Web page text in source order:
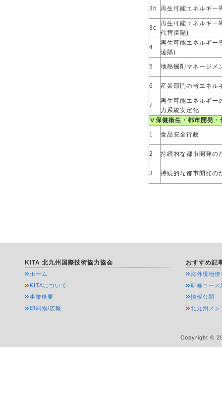
3b 再生可能エネルギー
3c
再生可能エネルギ
代替遠隔)
4
再生可能エネルギ
遠隔)
5 地熱掘削マネージメ
6 産業部門の省エネル
7
再生可能エネルギー
力系統安定化
Ⅴ保健衛生・都市開発
1 食品安全行政
2 持続的な都市開発の
3 持続的な都市開発の
KITA 北九州国際技術協力協会
ホーム
KITAについて
事業概要
印刷物/広報
おすすめ記
海外現地便
研修コース
情報公開
北九州メン
Copyright ©